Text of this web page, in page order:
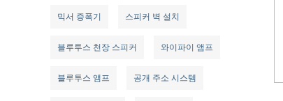
믹서 증폭기 스피커 벽 설치
블루투스 천장 스피커 와이파이 앰프
블루투스 앰프 공개 주소 시스템